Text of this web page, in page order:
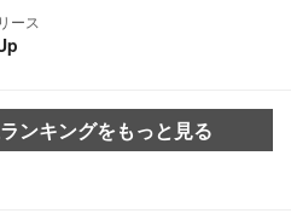
ース
ンキングをもっと見る